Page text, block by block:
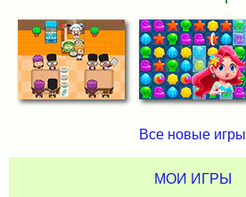
Все новые игры
МОИ ИГРЫ